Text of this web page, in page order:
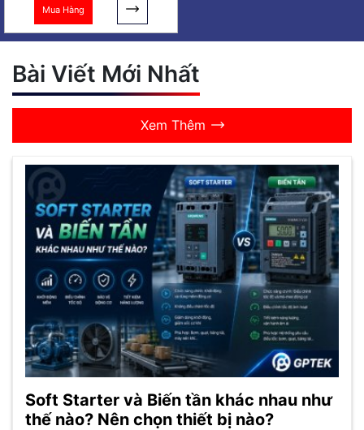
Mua Hàng
Bài Viết Mới Nhất
Xem Thêm
Soft Starter và Biến tần khác nhau như
thế nào? Nên chọn thiết bị nào?